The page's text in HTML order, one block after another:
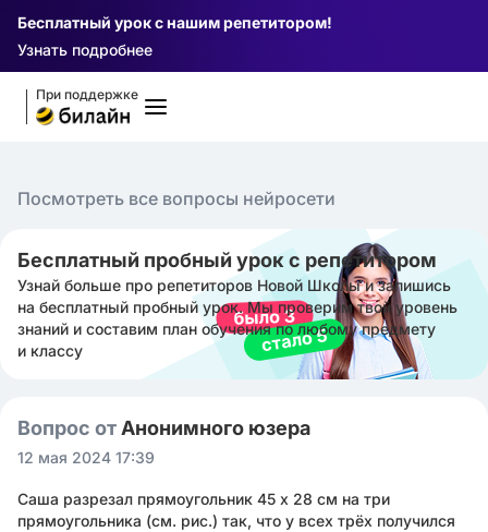
Бесплатный урок с нашим репетитором!
Узнать подробнее
При поддержке
Посмотреть все вопросы нейросети
Бесплатный пробный урок с репетитором
Узнай больше про репетиторов Новой Школы и запишись
на бесплатный пробный урок. Мы проверим твой уровень
знаний и составим план обучения по любому предмету
и классу
Вопрос от Анонимного юзера
12 мая 2024 17:39
Саша разрезал прямоугольник 45 х 28 см на три
прямоугольника (см. рис.) так, что у всех трёх получился